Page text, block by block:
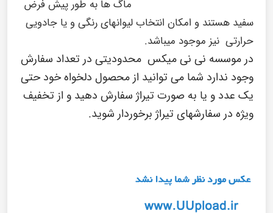
ماگ ها به طور پیش فرض
سفید هستند و امکان انتخاب لیوانهای رنگی و یا جادویی
حرارتی نیز موجود میباشد.
درموسسه نی نی میکس محدودیتی در تعداد سفارش
وجود ندارد شما می توانید از محصول دلخواه خود حتی
یک عدد و یا به صورت تیراژ سفارش دهید و از تخفیف
ویژه در سفارشهای تیراژ برخوردار شوید.